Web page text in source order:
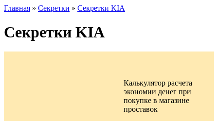
Главная » Секретки » Секретки KIA
Секретки KIA
Калькулятор расчета
экономии денег при
покупке в магазине
проставок